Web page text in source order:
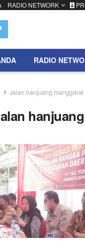
RADIO NETWORK
RADIO
Jalan hanjuang manggarai